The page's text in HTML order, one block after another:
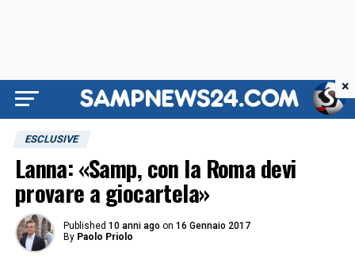
ESCLUSIVE
Lanna: «Samp, con la Roma devi
provare a giocartela»
Published 10 anni ago on 16 Gennaio 2017
By Paolo Priolo
×